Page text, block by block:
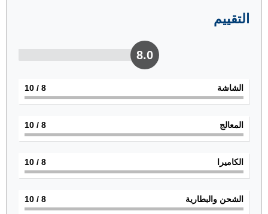
التقييم
8.0
الشاشة 8
/ 10
المعالج 8
/ 10
الكاميرا 8
/ 10
الشحن والبطارية 8
/ 10